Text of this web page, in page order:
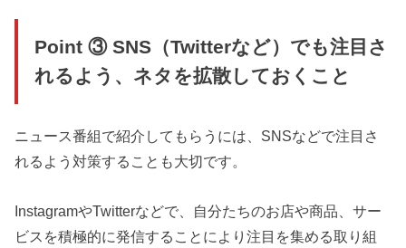
Point ③ SNS（Twitterなど）でも注目さ
れるよう、ネタを拡散しておくこと
ニュース番組で紹介してもらうには、SNSなどで注目さ
れるよう対策することも大切です。
InstagramやTwitterなどで、自分たちのお店や商品、サー
ビスを積極的に発信することにより注目を集める取り組